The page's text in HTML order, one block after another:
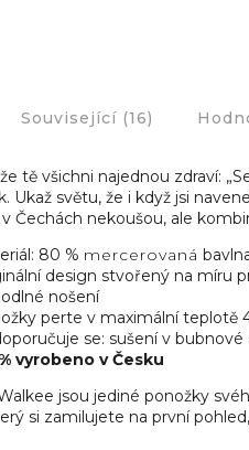
Související (16)
tě všichni najednou zdraví:
Ukaž světu, že i když jsi
Čechách nekoušou, ale
80 % mercerovaná
design stvořený na míru
nošení
perte v maximální teplotě
se: sušení v
vyrobeno v Česku
jsou jediné ponožky
si zamilujete na první